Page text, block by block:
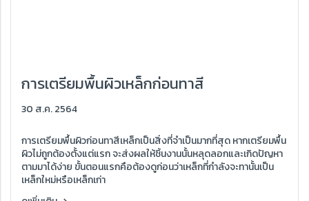
การเตรียมพื้นผิวเหล็กก่อนทาสี
30 ส.ค. 2564
การเตรียมพื้นผิวก่อนทาสีเหล็กเป็นสิ่งที่จำเป็นมากที่สุด หากเตรียมพื้น
ผิวไม่ถูกต้องตั้งแต่แรก จะส่งผลให้ชิ้นงานนั้นหลุดลอกและเกิดปัญหา
ตามมาได้ง่าย ขั้นตอนแรกคือต้องดูก่อนว่าเหล็กที่กำลังจะทานั้นเป็น
เหล็กใหม่หรือเหล็กเก่า